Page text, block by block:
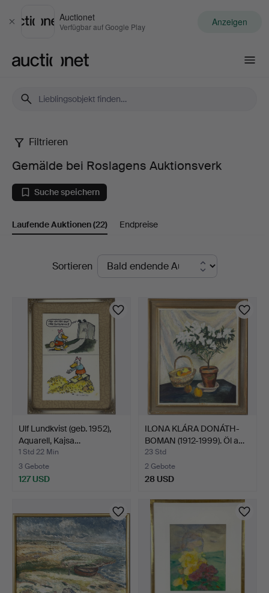
Schließen
Auctionet
Verfügbar auf Google Play Anzeigen
Gemälde
bei
Roslagens
Auktionsverk
Filtrieren
Gemälde bei Roslagens Auktionsverk
Suche speichern
Laufende Auktionen(22) Endpreise
LaufendeSortieren
Ulf Lundkvist (geb. 1952),
Aquarell, Kajsa…
1 Std 22 Min
3 Gebote
127 USD
ILONA KLÁRA DONÁTH-
BOMAN (1912-1999). Öl a…
23 Std
2 Gebote
28 USD